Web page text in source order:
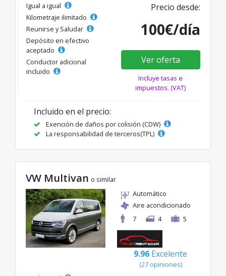
Igual a igual
Kilometraje ilimitado
Reunirse y Saludar
Depósito en efectivo
aceptado
Conductor adicional
incluido
Precio desde:
100€/día
Ver oferta
Incluye tasas e
impuestos. (VAT)
Incluido en el precio:
Exención de daños por colisión (CDW)
La responsabilidad de terceros(TPL)
VW Multivan o similar
Automático
Aire acondicionado
7
4 5
9.96 Excelente
(27 opiniones)